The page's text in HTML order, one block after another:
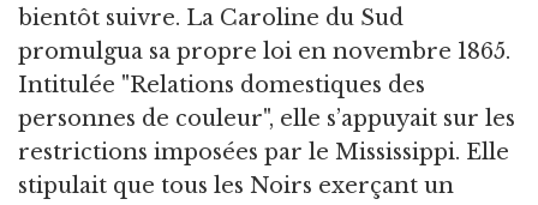
bientôt suivre. La Caroline du Sud
promulgua sa propre loi en novembre 1865.
Intitulée "Relations domestiques des
personnes de couleur", elle s’appuyait sur les
restrictions imposées par le Mississippi. Elle
stipulait que tous les Noirs exerçant un